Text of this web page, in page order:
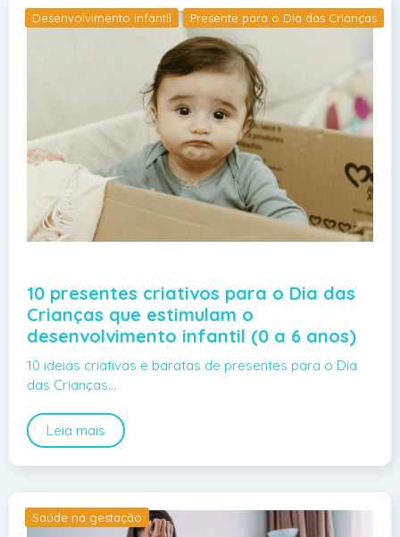
Desenvolvimento infantil Presente para o Dia das Crianças
10 presentes criativos para o Dia das
Crianças que estimulam o
desenvolvimento infantil (0 a 6 anos)
10 ideias criativas e baratas de presentes para o Dia
das Crianças…
Leia mais
Saúde na gestação